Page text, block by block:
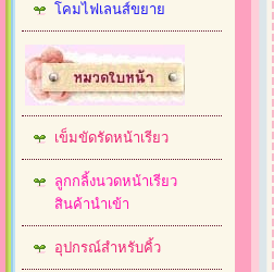
โคมไฟเลนส์ขยาย
เข็มขัดรัดหน้าเรียว
ลูกกลิ้งนวดหน้าเรียว
สินค้านำเข้า
อุปกรณ์สำหรับคิ้ว